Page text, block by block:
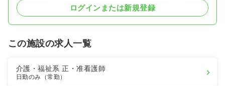
ログインまたは新規登録
この施設の求人一覧
介護・福祉系正・准看護師
日勤のみ（常勤）